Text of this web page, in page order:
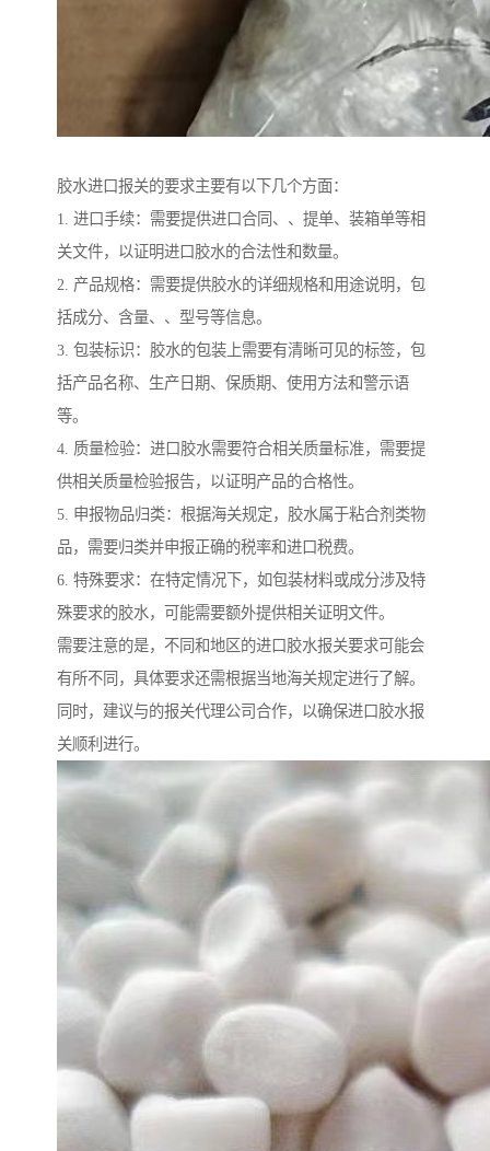
胶水进口报关的要求主要有以下几个方面：
1. 进口手续：需要提供进口合同、、提单、装箱单等相
关文件，以证明进口胶水的合法性和数量。
2. 产品规格：需要提供胶水的详细规格和用途说明，包
括成分、含量、、型号等信息。
3. 包装标识：胶水的包装上需要有清晰可见的标签，包
括产品名称、生产日期、保质期、使用方法和警示语
等。
4. 质量检验：进口胶水需要符合相关质量标准，需要提
供相关质量检验报告，以证明产品的合格性。
5. 申报物品归类：根据海关规定，胶水属于粘合剂类物
品，需要归类并申报正确的税率和进口税费。
6. 特殊要求：在特定情况下，如包装材料或成分涉及特
殊要求的胶水，可能需要额外提供相关证明文件。
需要注意的是，不同和地区的进口胶水报关要求可能会
有所不同，具体要求还需根据当地海关规定进行了解。
同时，建议与的报关代理公司合作，以确保进口胶水报
关顺利进行。